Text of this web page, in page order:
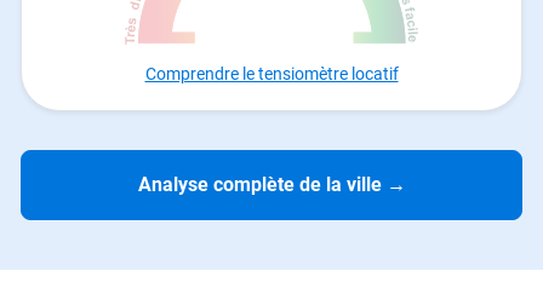
Comprendre le tensiomètre locatif
Analyse complète de la ville →